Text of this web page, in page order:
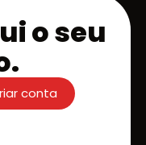
o seu
conta